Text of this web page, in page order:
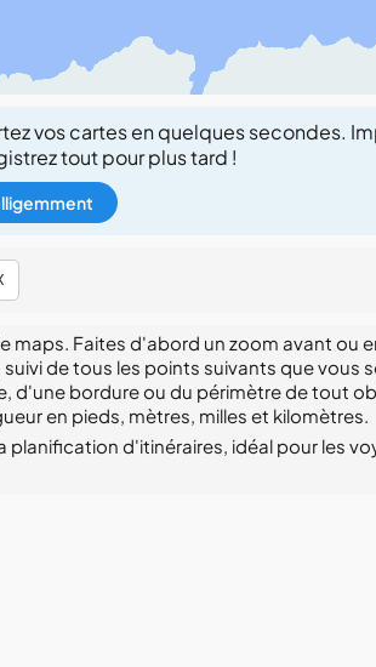
vos cartes en quelques secondes.
tout pour plus tard !
Faites d'abord un zoom avant ou
de tous les points suivants que vous
d'une bordure ou du périmètre de tout
en pieds, mètres, milles et kilomètres.
planification d'itinéraires, idéal pour les